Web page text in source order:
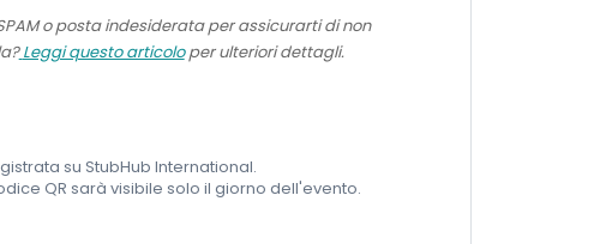
o posta indesiderata per assicurarti di non
Leggi questo articoloper ulteriori dettagli.
su StubHub International.
QR sarà visibile solo il giorno dell'evento.